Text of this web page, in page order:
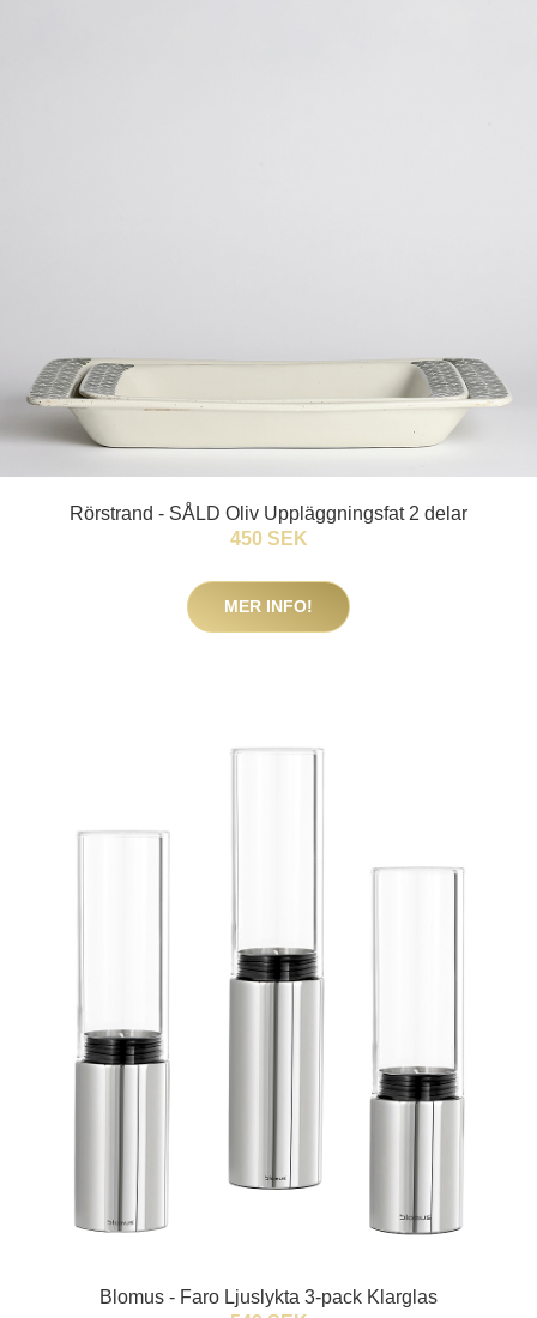
Rörstrand - SÅLD Oliv Uppläggningsfat 2 delar
450 SEK
MER INFO!
Blomus - Faro Ljuslykta 3-pack Klarglas